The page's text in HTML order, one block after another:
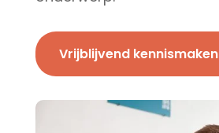
Vrijblijvend kennismaken